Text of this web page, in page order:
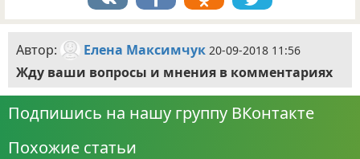
Автор: Елена Максимчук 20-09-2018 11:56
Жду ваши вопросы и мнения в комментариях
Подпишись на нашу группу ВКонтакте
Похожие статьи